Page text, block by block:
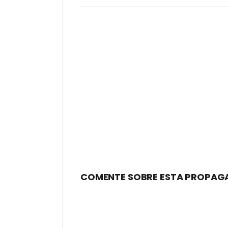
COMENTE SOBRE ESTA